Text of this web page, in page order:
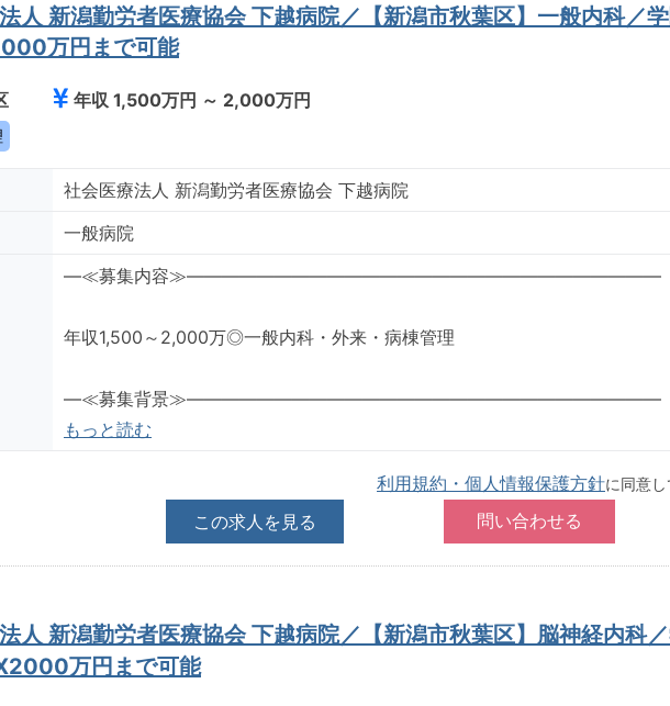
人 新潟勤労者医療協会 下越病院／【新潟市秋葉区】一般内科／
万円まで可能
年収 1,500万円 ～ 2,000万円
社会医療法人 新潟勤労者医療協会 下越病院
一般病院
―≪募集内容≫―――――――――――――――――――――――――――
年収1,500～2,000万◎一般内科・外来・病棟管理
―≪募集背景≫―――――――――――――――――――――――――――
もっと読む
この求人を見る
利用規約・個人情報保護方針に同意し
人 新潟勤労者医療協会 下越病院／【新潟市秋葉区】脳神経内科
万円まで可能